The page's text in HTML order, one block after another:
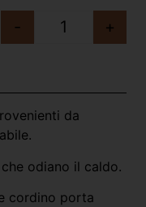
- +
da
odiano il caldo.
cordino porta